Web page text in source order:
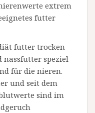
extrem
futter
futter trocken
nassfutter speziel
für die nieren.
und seit dem
sind im